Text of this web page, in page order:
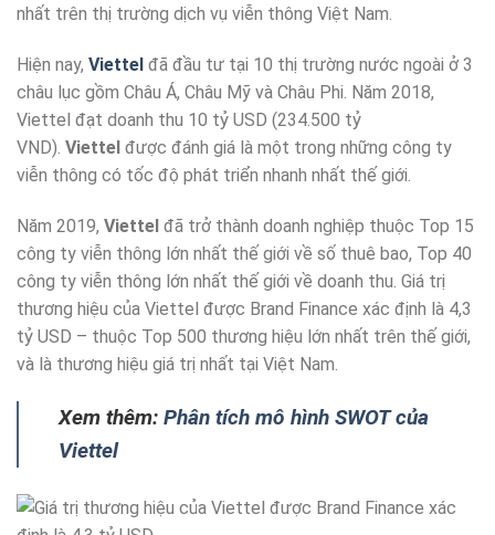
nhất trên thị trường dịch vụ viễn thông Việt Nam.
Hiện nay, Viettel đã đầu tư tại 10 thị trường nước ngoài ở 3
châu lục gồm Châu Á, Châu Mỹ và Châu Phi. Năm 2018,
Viettel đạt doanh thu 10 tỷ USD (234.500 tỷ
VND). Viettel được đánh giá là một trong những công ty
viễn thông có tốc độ phát triển nhanh nhất thế giới.
Năm 2019, Viettel đã trở thành doanh nghiệp thuộc Top 15
công ty viễn thông lớn nhất thế giới về số thuê bao, Top 40
công ty viễn thông lớn nhất thế giới về doanh thu. Giá trị
thương hiệu của Viettel được Brand Finance xác định là 4,3
tỷ USD – thuộc Top 500 thương hiệu lớn nhất trên thế giới,
và là thương hiệu giá trị nhất tại Việt Nam.
Xem thêm: Phân tích mô hình SWOT của
Viettel